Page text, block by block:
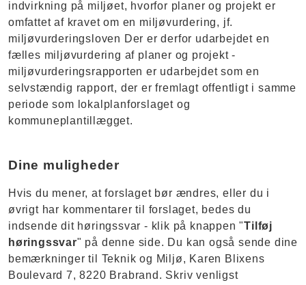
indvirkning på miljøet, hvorfor planer og projekt er
omfattet af kravet om en miljøvurdering, jf.
miljøvurderingsloven Der er derfor udarbejdet en
fælles miljøvurdering af planer og projekt -
miljøvurderingsrapporten er udarbejdet som en
selvstændig rapport, der er fremlagt offentligt i samme
periode som lokalplanforslaget og
kommuneplantillægget.
Dine muligheder
Hvis du mener, at forslaget bør ændres, eller du i
øvrigt har kommentarer til forslaget, bedes du
indsende dit høringssvar - klik på knappen "Tilføj
høringssvar" på denne side. Du kan også sende dine
bemærkninger til Teknik og Miljø, Karen Blixens
Boulevard 7, 8220 Brabrand. Skriv venligst